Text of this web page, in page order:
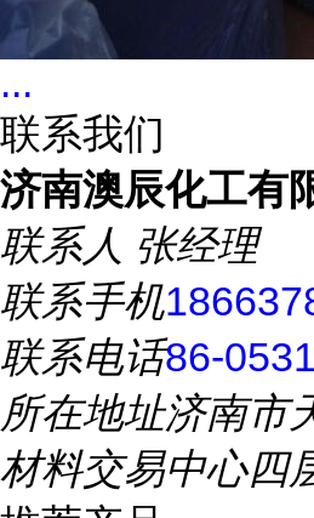
...
联系我们
济南澳辰化工有
联系人 张经理
联系手机
联系电话86-
所在地址济南市
材料交易中心四